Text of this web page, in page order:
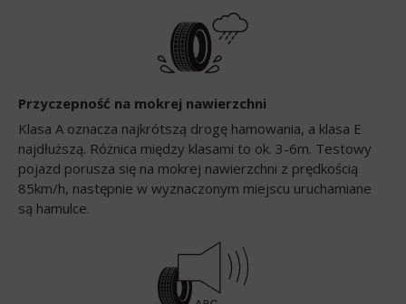
Przyczepność na mokrej nawierzchni
Klasa A oznacza najkrótszą drogę hamowania, a klasa E
najdłuższą. Różnica między klasami to ok. 3-6m. Testowy
pojazd porusza się na mokrej nawierzchni z prędkością
85km/h, następnie w wyznaczonym miejscu uruchamiane
są hamulce.